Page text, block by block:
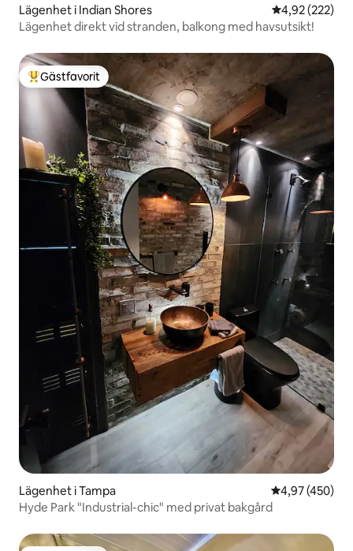
Lägenhet i Indian Shores 4,92 av 5 i
4,92 (222)
Lägenhet direkt vid stranden, balkong med havsutsikt!
Populär gästfavorit
Gästfavorit
Lägenhet i Tampa 4,97 av 5 i
4,97 (450)
Hyde Park "Industrial-chic" med privat bakgård